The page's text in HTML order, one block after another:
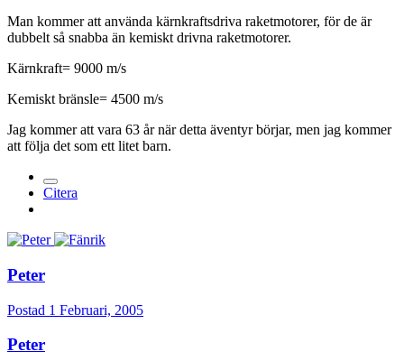
Man kommer att använda kärnkraftsdriva raketmotorer, för de är
dubbelt så snabba än kemiskt drivna raketmotorer.
Kärnkraft= 9000 m/s
Kemiskt bränsle= 4500 m/s
Jag kommer att vara 63 år när detta äventyr börjar, men jag kommer
att följa det som ett litet barn.
Citera
Peter
Postad 1 Februari, 2005
Peter